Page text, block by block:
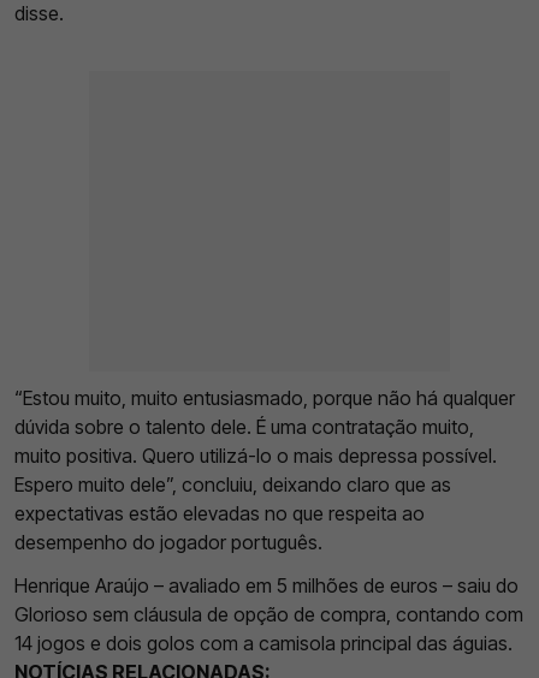
disse.
“Estou muito, muito entusiasmado, porque não há qualquer
dúvida sobre o talento dele. É uma contratação muito,
muito positiva. Quero utilizá-lo o mais depressa possível.
Espero muito dele”, concluiu, deixando claro que as
expectativas estão elevadas no que respeita ao
desempenho do jogador português.
Henrique Araújo – avaliado em 5 milhões de euros – saiu do
Glorioso sem cláusula de opção de compra, contando com
14 jogos e dois golos com a camisola principal das águias.
NOTÍCIAS RELACIONADAS: